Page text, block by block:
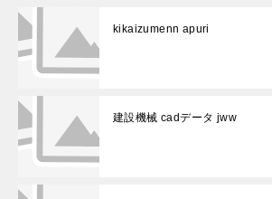
kikaizumenn apuri
建設機械 cadデータ jww